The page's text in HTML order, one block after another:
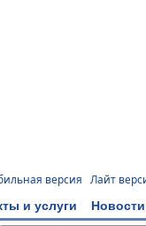
версия Лайт
и услуги Новости